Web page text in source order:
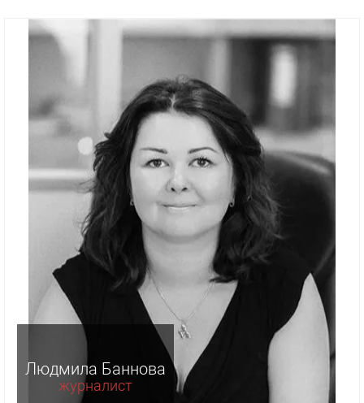
Людмила Баннова
журналист